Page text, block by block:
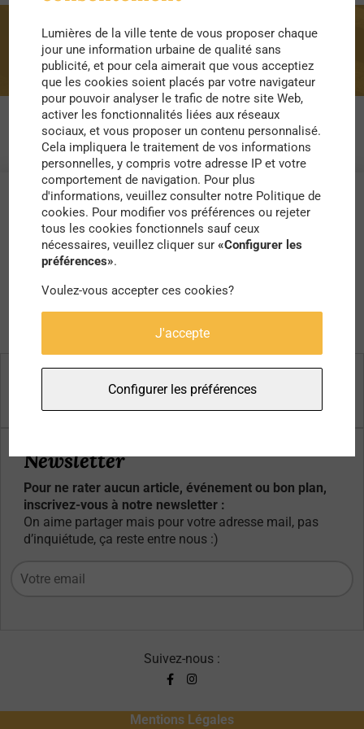
Lumières
Newsletter
Pour ne rater aucun article, événement ou bon plan,
inscrivez-vous à notre newsletter :
On aime partager mais pour votre adresse mail, pas
d’inquiétude, ça reste entre nous :)
Suivez-nous :
Mentions Légales
Lumières de la ville tente de vous proposer chaque
jour une information urbaine de qualité sans
publicité, et pour cela aimerait que vous acceptiez
que les cookies soient placés par votre navigateur
pour pouvoir analyser le trafic de notre site Web,
activer les fonctionnalités liées aux réseaux
sociaux, et vous proposer un contenu personnalisé.
Cela impliquera le traitement de vos informations
personnelles, y compris votre adresse IP et votre
comportement de navigation. Pour plus
d'informations, veuillez consulter notre Politique de
cookies. Pour modifier vos préférences ou rejeter
tous les cookies fonctionnels sauf ceux
nécessaires, veuillez cliquer sur«Configurer les
préférences».
Voulez-vous accepter ces cookies?
J'accepte
Configurer les préférences